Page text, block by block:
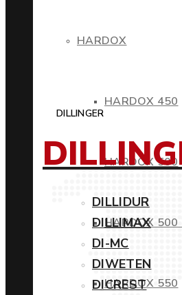
HARDOX
HARDOX 450
HARDOX 500
HARDOX 500
HARDOX 550
DILLINGER
DILLIDUR
DILLIMAX
DI-MC
DIWETEN
DICREST